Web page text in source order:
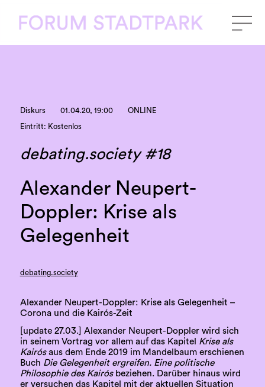
Diskurs 01.04.20, 19:00 ONLINE
Eintritt: Kostenlos
debating.society #18
Alexander Neupert-
Doppler: Krise als
Gelegenheit
debating.society
Alexander Neupert-Doppler: Krise als Gelegenheit –
Corona und die Kairós-Zeit
[update 27.03.] Alexander Neupert-Doppler wird sich
in seinem Vortrag vor allem auf das Kapitel Krise als
Kairósaus dem Ende 2019 im Mandelbaum erschienen
Buch Die Gelegenheit ergreifen. Eine politische
Philosophie des Kairósbeziehen. Darüber hinaus wird
er versuchen das Kapitel mit der aktuellen Situation